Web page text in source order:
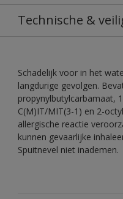
Technische &
Schadelijk voor in het
langdurige gevolgen.
propynylbutylcarbamaat,
C(M)IT/MIT(3-1) en 2-
allergische reactie
kunnen gevaarlijke
Spuitnevel niet inademen.